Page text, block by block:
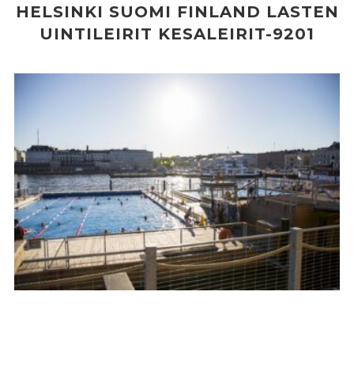
HELSINKI SUOMI FINLAND LASTEN
UINTILEIRIT KESALEIRIT-9201